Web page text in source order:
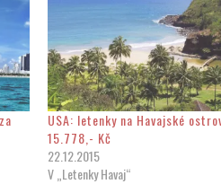
USA: letenky na Havajské
15.778,- Kč
22.12.2015
V „Letenky Havaj“